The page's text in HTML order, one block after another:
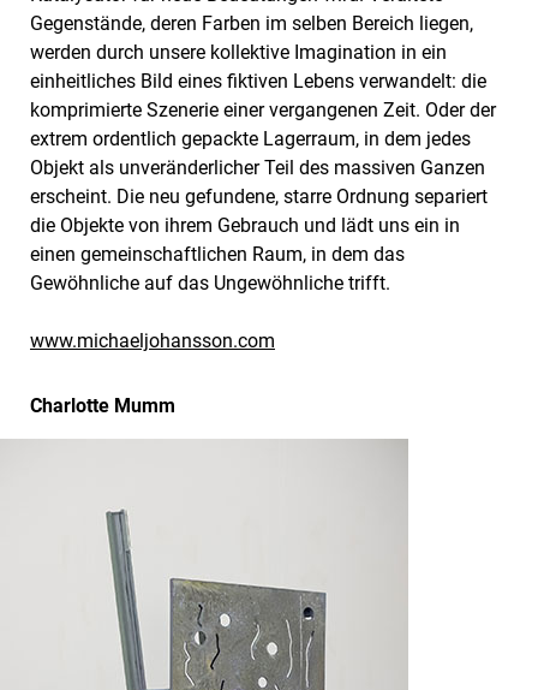
Gegenstände, deren Farben im selben Bereich liegen,
werden durch unsere kollektive Imagination in ein
einheitliches Bild eines fiktiven Lebens verwandelt: die
komprimierte Szenerie einer vergangenen Zeit. Oder der
extrem ordentlich gepackte Lagerraum, in dem jedes
Objekt als unveränderlicher Teil des massiven Ganzen
erscheint. Die neu gefundene, starre Ordnung separiert
die Objekte von ihrem Gebrauch und lädt uns ein in
einen gemeinschaftlichen Raum, in dem das
Gewöhnliche auf das Ungewöhnliche trifft.
www.michaeljohansson.com
Charlotte Mumm